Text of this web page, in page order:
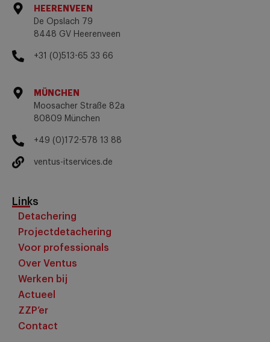
HEERENVEEN
De Opslach 79
8448 GV Heerenveen
+31 (0)513-65 33 66
MÜNCHEN
Moosacher Straße 82a
80809 München
+49 (0)172-578 13 88
ventus-itservices.de
Links
Detachering
Projectdetachering
Voor professionals
Over Ventus
Werken bij
Actueel
ZZP’er
Contact